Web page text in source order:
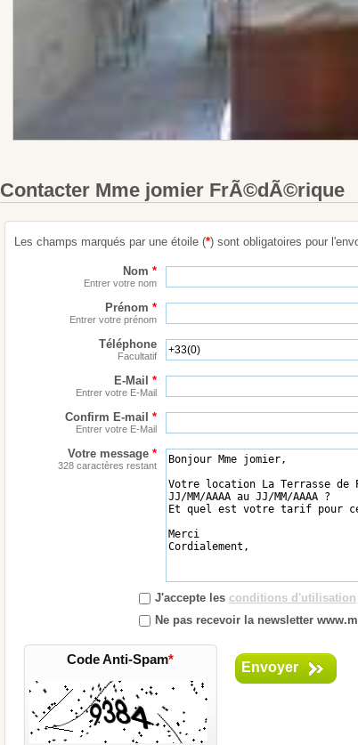
Contacter Mme jomier FrÃ©dÃ©rique
Les champs marqués par une étoile (*) sont obligatoires pour
Nom *
Entrer votre nom
Prénom *
Entrer votre prénom
Téléphone
Facultatif
E-Mail *
Entrer votre E-Mail
Confirm E-mail *
Entrer votre E-Mail
Votre message *
328 caractères restant
J'accepte les conditions d'utilisation
Ne pas recevoir la newsletter
Code Anti-Spam* Envoyer